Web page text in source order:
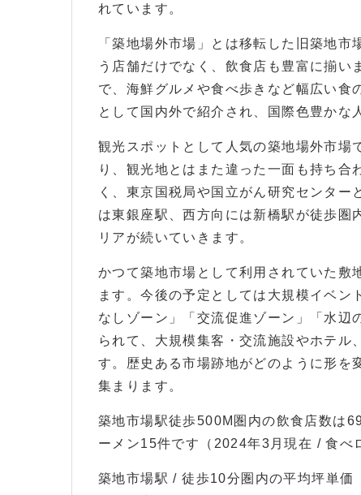
れています。
「築地場外市場」とは移転した旧築地
う店舗だけでなく、飲食店も豊富に揃
で、海鮮グルメや食べ歩きなど幅広い食
として国内外で紹介され、国際色豊かな
観光スポットとして人気の築地場外市場
り、観光地とはまた違った一面も持ち
く、東京国税局や国立がん研究センタ
は東銀座駅、西方向には新橋駅が徒歩圏
リアが続いていきます。
かつて築地市場として利用されていた敷
ます。今後の予定としては大規模イベン
なしゾーン」「交流促進ゾーン」「水辺
られて、大規模集客・交流施設やホテ
す。歴史ある市場跡地がどのように形を
集まります。
築地市場駅徒歩500M圏内の飲食店数は
ーメン15件です（2024年3月現在 / 食べ
築地市場駅 / 徒歩10分圏内の平均坪単